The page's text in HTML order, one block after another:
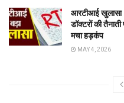
आरटीआई खुलासा
डॉक्टरों की
मचा हड़कंप
MAY 4, 2026